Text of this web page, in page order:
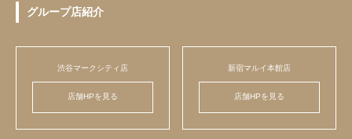
グループ店紹介
渋谷マークシティ店
店舗HPを見る
新宿マルイ本館店
店舗HPを見る